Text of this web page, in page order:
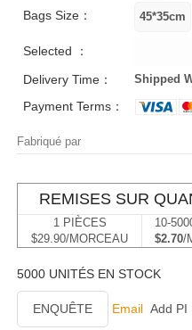
Bags Size：
Selected ：
Delivery Time：
Shipped
Payment Terms：
Fabriqué par
REMISES SUR
1 PIÈCES
$29.90/MORCEAU
10-
$2.70/
5000 UNITÉS EN STOCK
ENQUÊTE Email Add PI